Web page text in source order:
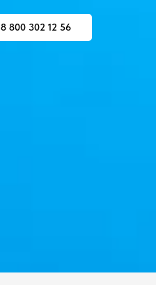
8 800 302 12 56